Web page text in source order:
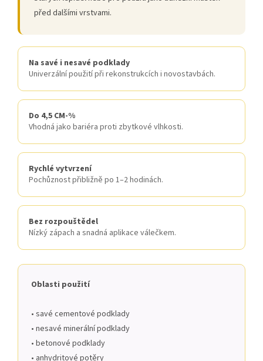
před dalšími vrstvami.
Na savé i nesavé podklady
Univerzální použití při rekonstrukcích i novostavbách.
Do 4,5 CM-%
Vhodná jako bariéra proti zbytkové vlhkosti.
Rychlé vytvrzení
Pochůznost přibližně po 1–2 hodinách.
Bez rozpouštědel
Nízký zápach a snadná aplikace válečkem.
Oblasti použití
• savé cementové podklady
• nesavé minerální podklady
• betonové podklady
• anhydritové potěry